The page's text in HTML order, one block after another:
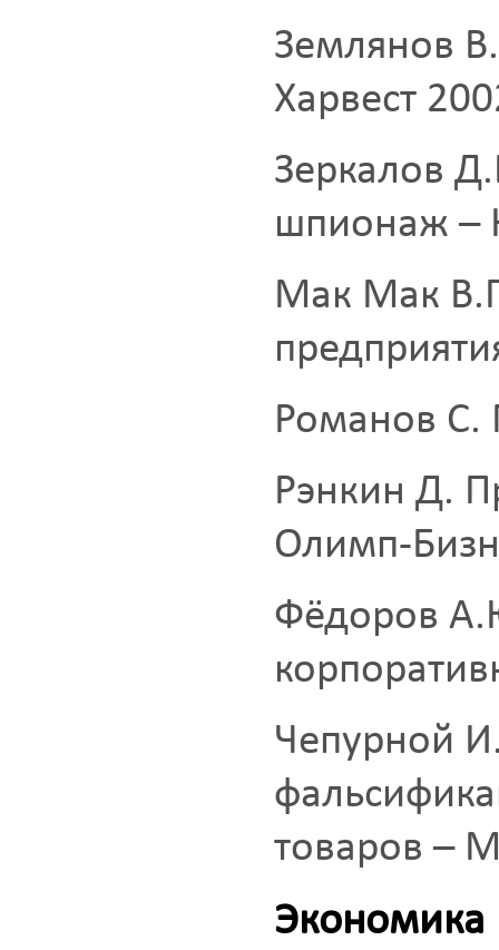
Землянов
Харвест
Зеркалов
шпионаж –
Мак Мак
Романов С.
Рэнкин Д.
Олимп-
Фёдоров
Чепурной
товаров –
Экономика